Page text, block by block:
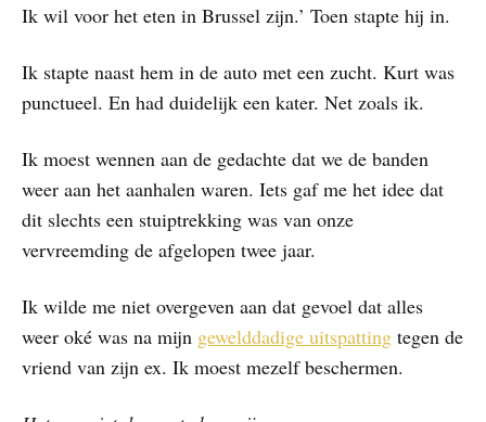
Ik wil voor het eten in Brussel zijn.’ Toen stapte hij in.
Ik stapte naast hem in de auto met een zucht. Kurt was
punctueel. En had duidelijk een kater. Net zoals ik.
Ik moest wennen aan de gedachte dat we de banden
weer aan het aanhalen waren. Iets gaf me het idee dat
dit slechts een stuiptrekking was van onze
vervreemding de afgelopen twee jaar.
Ik wilde me niet overgeven aan dat gevoel dat alles
weer oké was na mijn gewelddadige uitspatting tegen de
vriend van zijn ex. Ik moest mezelf beschermen.